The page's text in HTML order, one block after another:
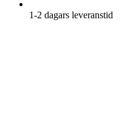
1-2 dagars leveranstid